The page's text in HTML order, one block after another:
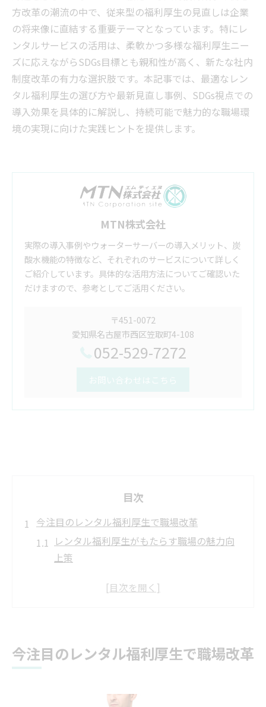
方改革の潮流の中で、従来型の福利厚生の見直しは企業
の将来像に直結する重要テーマとなっています。特にレ
ンタルサービスの活用は、柔軟かつ多様な福利厚生ニー
ズに応えながらSDGs目標とも親和性が高く、新たな社内
制度改革の有力な選択肢です。本記事では、最適なレン
タル福利厚生の選び方や最新見直し事例、SDGs視点での
導入効果を具体的に解説し、持続可能で魅力的な職場環
境の実現に向けた実践ヒントを提供します。
MTN株式会社
実際の導入事例やウォーターサーバーの導入メリット、炭
酸水機能の特徴など、それぞれのサービスについて詳しく
ご紹介しています。具体的な活用方法についてご確認いた
だけますので、参考としてご活用ください。
〒451-0072
愛知県名古屋市西区笠取町4-108
052-529-7272
お問い合わせはこちら
目次
今注目のレンタル福利厚生で職場改革
レンタル福利厚生がもたらす職場の魅力向
上策
職場改革に効くレンタルサービスの活用事
例集
今注目のレンタル福利厚生で職場改革